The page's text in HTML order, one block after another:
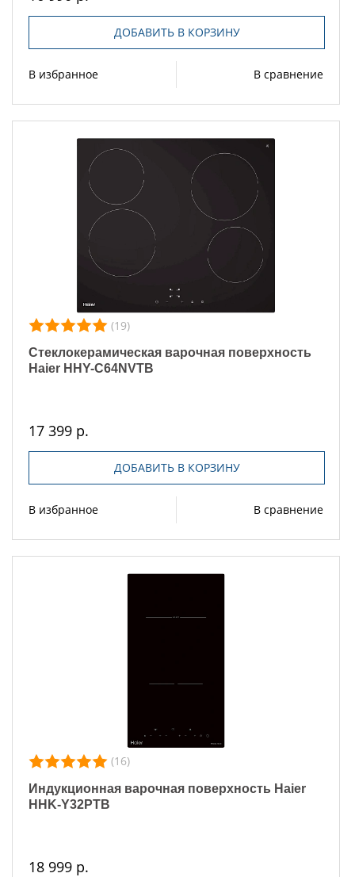
ДОБАВИТЬ В КОРЗИНУ
В избранное В сравнение
(19)
Стеклокерамическая варочная поверхность
Haier HHY-C64NVTB
17 399 р.
ДОБАВИТЬ В КОРЗИНУ
В избранное В сравнение
(16)
Индукционная варочная поверхность Haier
HHK-Y32PTB
18 999 р.